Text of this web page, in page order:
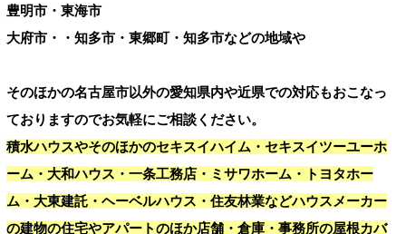
豊明市・東海市
大府市・・知多市・東郷町・知多市などの地域や
そのほかの名古屋市以外の愛知県内や近県での対応もおこなっ
ておりますのでお気軽にご相談ください。
積水ハウスやそのほかのセキスイハイム・セキスイツーユーホ
ーム・大和ハウス・一条工務店・ミサワホーム・トヨタホー
ム・大東建託・ヘーベルハウス・住友林業などハウスメーカー
の建物の住宅やアパートのほか店舗・倉庫・事務所の屋根カバ